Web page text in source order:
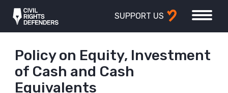
SUPPORT US
Policy on Equity, Investment
of Cash and Cash
Equivalents